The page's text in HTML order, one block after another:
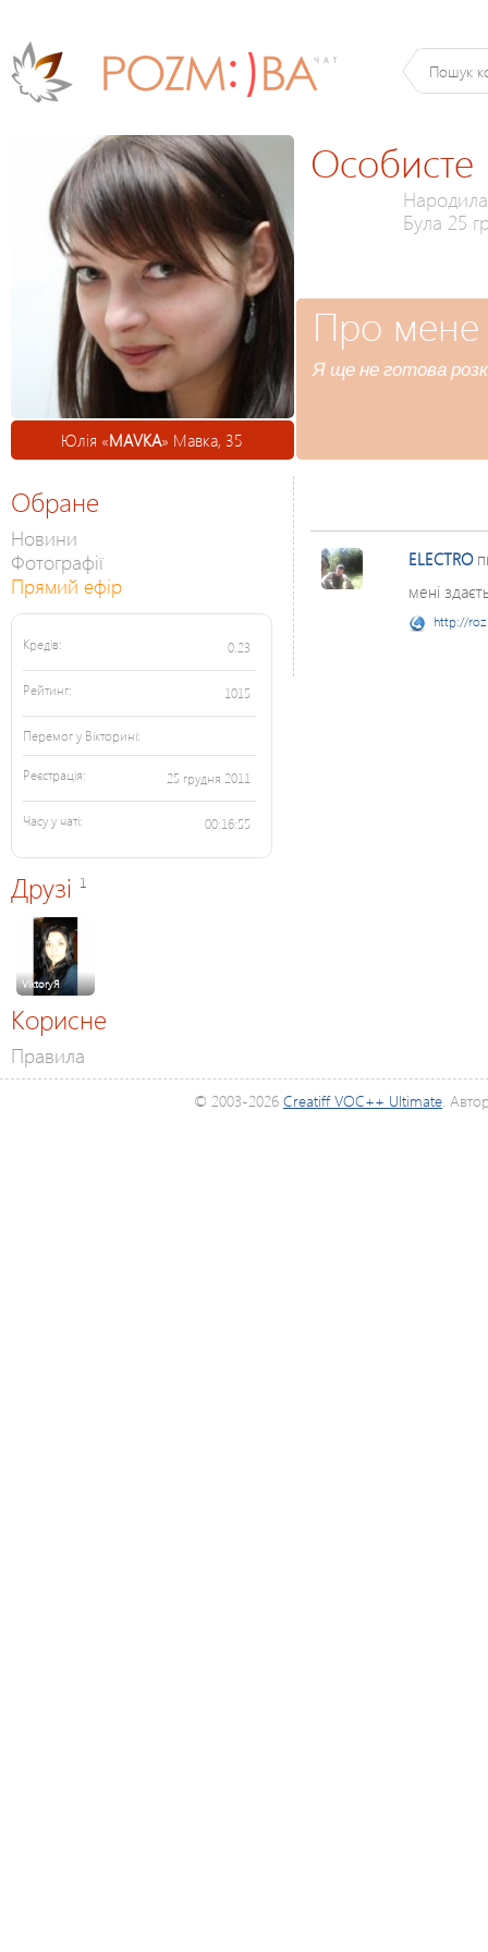
Юлія «MAVKA» Мавка, 35
Особисте
Була 25
Про мене
Я ще не готова
Обране
Новини
Фотографії
Прямий ефір
Кредів: 0.23
Рейтинг: 1015
Перемог у Вікторині:
Реєстрація: 25 грудня 2011
Часу у чаті: 00:16:55
Друзі 1
ViktoryЯ
Корисне
Правила
ELECTRO
мені
http://
© 2003-2026 Creatiff VOC++ Ultimate.